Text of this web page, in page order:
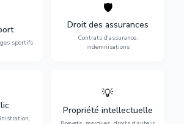
sportifs
sportif :
et
🛡️
Droit des assurances
Contrats d'assurance,
indemnisations
Défense de vos intérêts :
contrats d'assurance,
sinistres et indemnisations
optimales.
:
💡
Propriété intellectuelle
Protection de vos créations
d'auteur et lutte contre la
contrefaçon.